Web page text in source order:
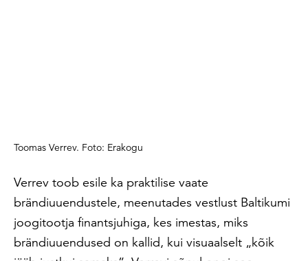
Toomas Verrev. Foto: Erakogu
Verrev toob esile ka praktilise vaate
brändiuuendustele, meenutades vestlust Baltikumi
joogitootja finantsjuhiga, kes imestas, miks
brändiuuendused on kallid, kui visuaalselt „kõik